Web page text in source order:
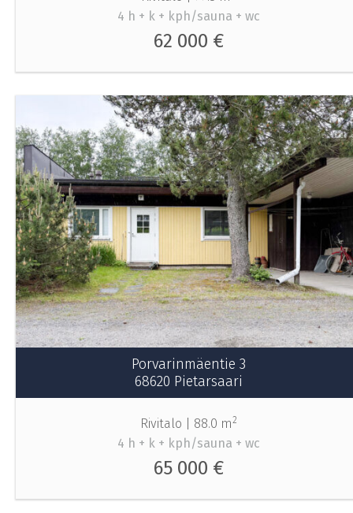
4 h + k + kph/sauna + wc
62 000 €
Porvarinmäentie 3
68620 Pietarsaari
Rivitalo | 88.0 m2
4 h + k + kph/sauna + wc
65 000 €